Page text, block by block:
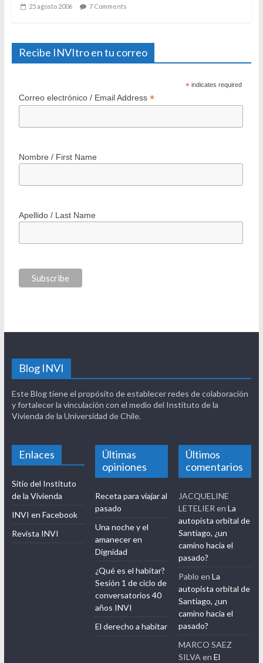
25 agosto 2006 7 Comments
Recibe INVItro en tu correo
* indicates required
Correo electrónico / Email Address *
Nombre / First Name
Apellido / Last Name
Blog INVI
Este Blog tiene el propósito de establecer redes de colaboración
y fortalecer la vinculación con el medio del Instituto de la
Vivienda de la Universidad de Chile.
Enlaces
Sitio del Instituto
de la Vivienda
INVI en Facebook
Revista INVI
Últimas
opiniones
Receta para viajar al
pasado
Una noche y el
amanecer en
Dignidad
¿Qué es el habitar?
Sesión 1 de ciclo de
conversatorios 40
años INVI
El derecho a habitar
Últimos
comentarios
JACQUELINE
LETELIER enLa
autopista orbital de
Santiago, ¿un
camino hacia el
pasado?
Pablo enLa
autopista orbital de
Santiago, ¿un
camino hacia el
pasado?
MARCO SAEZ
SILVA enEl